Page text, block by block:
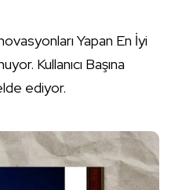
Yapan En İyi
Kullanıcı Başına
ediyor.